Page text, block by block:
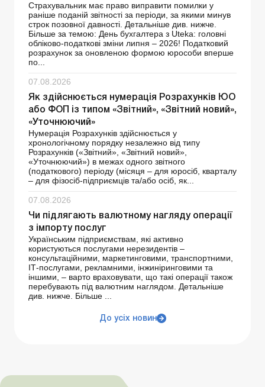
Страхувальник має право виправити помилки у
раніше поданій звітності за періоди, за якими минув
строк позовної давності. Детальніше див. нижче.
Більше за темою: День бухгалтера з Uteka: головні
обліково-податкові зміни липня – 2026! Податковий
розрахунок за оновленою формою юрособи вперше
по...
07.08.2026
Як здійснюється нумерація Розрахунків ЮО
або ФОП із типом «Звітний», «Звітний новий»,
«Уточнюючий»
Нумерація Розрахунків здійснюється у
хронологічному порядку незалежно від типу
Розрахунків («Звітний», «Звітний новий»,
«Уточнюючий») в межах одного звітного
(податкового) періоду (місяця – для юросіб, кварталу
– для фізосіб-підприємців та/або осіб, як...
07.08.2026
Чи підлягають валютному нагляду операції
з імпорту послуг
Українським підприємствам, які активно
користуються послугами нерезидентів –
консультаційними, маркетинговими, транспортними,
ІТ-послугами, рекламними, інжиніринговими та
іншими, – варто враховувати, що такі операції також
перебувають під валютним наглядом. Детальніше
див. нижче. Більше ...
До усіх новин